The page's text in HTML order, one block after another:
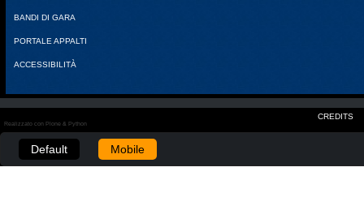
BANDI DI GARA
PORTALE APPALTI
ACCESSIBILITÀ
CREDITS
Realizzato con Plone & Python
Default Mobile